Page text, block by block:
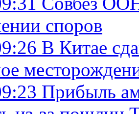
споров
В Китае
Прибыль